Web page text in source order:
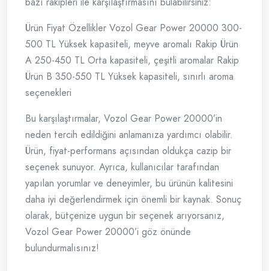
Ürün Fiyat Özellikler Vozol Gear Power 20000 300-
500 TL Yüksek kapasiteli, meyve aromalı Rakip Ürün
A 250-450 TL Orta kapasiteli, çeşitli aromalar Rakip
Ürün B 350-550 TL Yüksek kapasiteli, sınırlı aroma
seçenekleri
Bu karşılaştırmalar, Vozol Gear Power 20000’in
neden tercih edildiğini anlamanıza yardımcı olabilir.
Ürün, fiyat-performans açısından oldukça cazip bir
seçenek sunuyor. Ayrıca, kullanıcılar tarafından
yapılan yorumlar ve deneyimler, bu ürünün kalitesini
daha iyi değerlendirmek için önemli bir kaynak. Sonuç
olarak, bütçenize uygun bir seçenek arıyorsanız,
Vozol Gear Power 20000’i göz önünde
bulundurmalısınız!